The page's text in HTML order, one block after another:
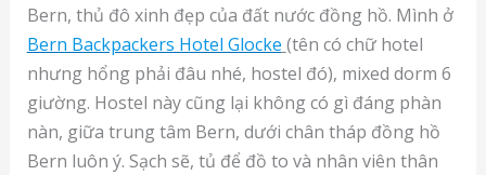
Bern, thủ đô xinh đẹp của đất nước đồng hồ. Mình ở
Bern Backpackers Hotel Glocke (tên có chữ hotel
nhưng hổng phải đâu nhé, hostel đó), mixed dorm 6
giường. Hostel này cũng lại không có gì đáng phàn
nàn, giữa trung tâm Bern, dưới chân tháp đồng hồ
Bern luôn ý. Sạch sẽ, tủ để đồ to và nhân viên thân